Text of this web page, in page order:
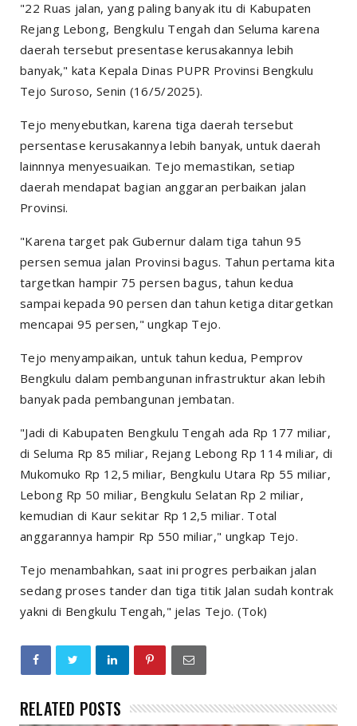
"22 Ruas jalan, yang paling banyak itu di Kabupaten
Rejang Lebong, Bengkulu Tengah dan Seluma karena
daerah tersebut presentase kerusakannya lebih
banyak," kata Kepala Dinas PUPR Provinsi Bengkulu
Tejo Suroso, Senin (16/5/2025).
Tejo menyebutkan, karena tiga daerah tersebut
persentase kerusakannya lebih banyak, untuk daerah
lainnnya menyesuaikan. Tejo memastikan, setiap
daerah mendapat bagian anggaran perbaikan jalan
Provinsi.
"Karena target pak Gubernur dalam tiga tahun 95
persen semua jalan Provinsi bagus. Tahun pertama kita
targetkan hampir 75 persen bagus, tahun kedua
sampai kepada 90 persen dan tahun ketiga ditargetkan
mencapai 95 persen," ungkap Tejo.
Tejo menyampaikan, untuk tahun kedua, Pemprov
Bengkulu dalam pembangunan infrastruktur akan lebih
banyak pada pembangunan jembatan.
"Jadi di Kabupaten Bengkulu Tengah ada Rp 177 miliar,
di Seluma Rp 85 miliar, Rejang Lebong Rp 114 miliar, di
Mukomuko Rp 12,5 miliar, Bengkulu Utara Rp 55 miliar,
Lebong Rp 50 miliar, Bengkulu Selatan Rp 2 miliar,
kemudian di Kaur sekitar Rp 12,5 miliar. Total
anggarannya hampir Rp 550 miliar," ungkap Tejo.
Tejo menambahkan, saat ini progres perbaikan jalan
sedang proses tander dan tiga titik Jalan sudah kontrak
yakni di Bengkulu Tengah," jelas Tejo. (Tok)
RELATED POSTS